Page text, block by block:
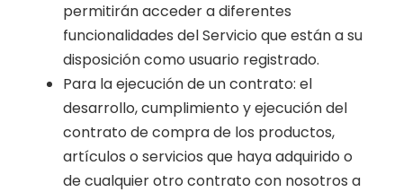
permitirán acceder a diferentes
funcionalidades del Servicio que están a su
disposición como usuario registrado.
Para la ejecución de un contrato: el
desarrollo, cumplimiento y ejecución del
contrato de compra de los productos,
artículos o servicios que haya adquirido o
de cualquier otro contrato con nosotros a